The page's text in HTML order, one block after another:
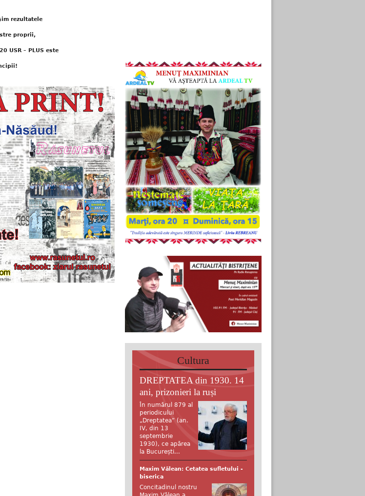
rezultatele
proprii,
USR – PLUS este
Cultura
DREPTATEA din 1930. 14
ani, prizonieri la ruși
În numărul 879 al
periodicului
„Dreptatea” (an.
IV, din 13
septembrie
1930), ce apărea
la București...
Maxim Vălean: Cetatea sufletului -
biserica
Concitadinul nostru